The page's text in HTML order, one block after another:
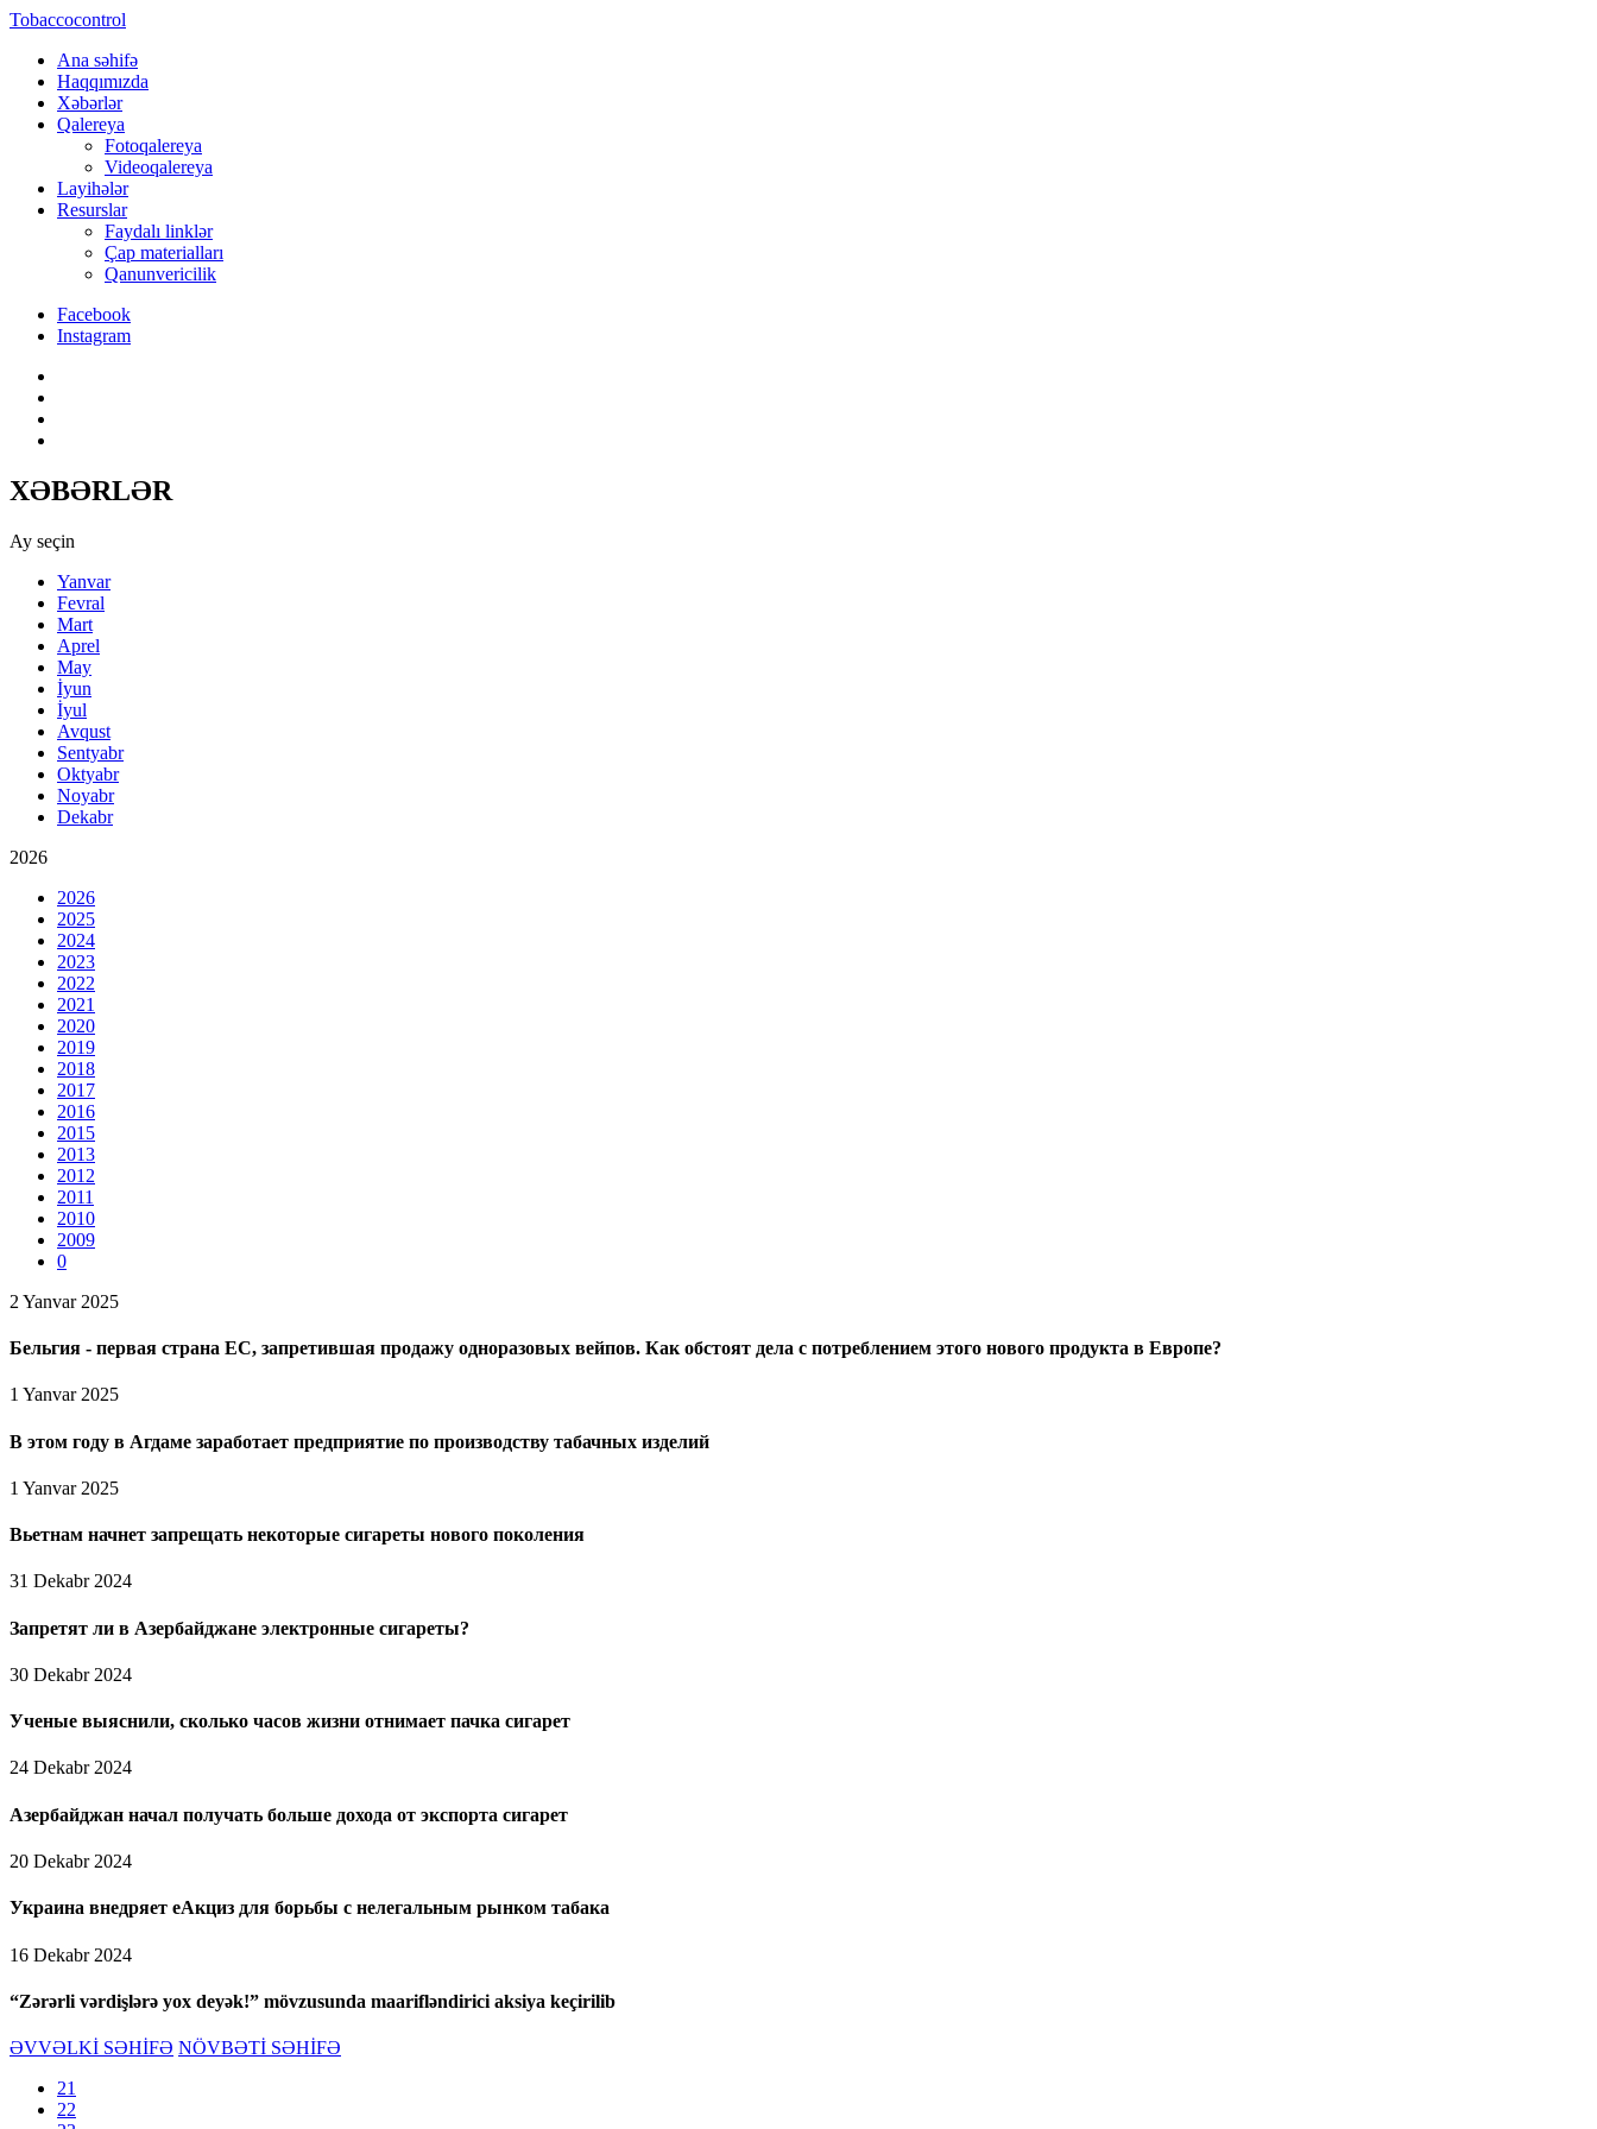
Tobaccocontrol
Ana səhifə
Haqqımızda
Xəbərlər
Qalereya
Fotoqalereya
Videoqalereya
Layihələr
Resurslar
Faydalı linklər
Çap materialları
Qanunvericilik
Facebook
Instagram
XƏBƏRLƏR
Ay seçin
Yanvar
Fevral
Mart
Aprel
May
İyun
İyul
Avqust
Sentyabr
Oktyabr
Noyabr
Dekabr
2026
2026
2025
2024
2023
2022
2021
2020
2019
2018
2017
2016
2015
2013
2012
2011
2010
2009
0
2 Yanvar 2025
Бельгия - первая страна ЕС, запретившая продажу одноразовых вейпов. Как обстоят дела с потреблением этого нового продукта в Европе?
1 Yanvar 2025
В этом году в Агдаме заработает предприятие по производству табачных изделий
1 Yanvar 2025
Вьетнам начнет запрещать некоторые сигареты нового поколения
31 Dekabr 2024
Запретят ли в Азербайджане электронные сигареты?
30 Dekabr 2024
Ученые выяснили, сколько часов жизни отнимает пачка сигарет
24 Dekabr 2024
Азербайджан начал получать больше дохода от экспорта сигарет
20 Dekabr 2024
Украина внедряет еАкциз для борьбы с нелегальным рынком табака
16 Dekabr 2024
“Zərərli vərdişlərə yox deyək!” mövzusunda maarifləndirici aksiya keçirilib
ƏVVƏLKİ SƏHİFƏ NÖVBƏTİ SƏHİFƏ
21
22